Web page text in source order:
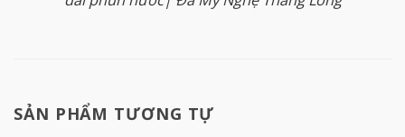
SẢN PHẨM TƯƠNG TỰ